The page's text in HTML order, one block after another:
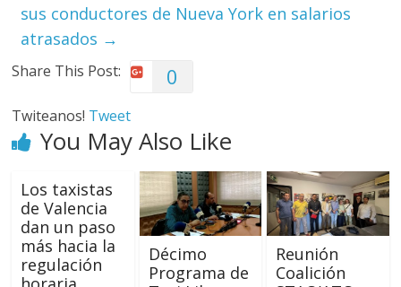
sus conductores de Nueva York en salarios
atrasados →
Share This Post: 0
Twiteanos! Tweet
You May Also Like
Los taxistas
de Valencia
dan un paso
más hacia la
regulación
Décimo
Programa de
Reunión
Coalición